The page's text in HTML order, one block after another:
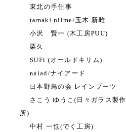
東北の手仕事
tamaki niime/玉木 新雌
小沢 賢一 (木工房PUU)
栗久
SUFi (オールドキリム)
naiad/ナイアード
日本野鳥の会 レインブーツ
さこう ゆうこ(日々ガラス製作
所)
中村 一也(でく工房)